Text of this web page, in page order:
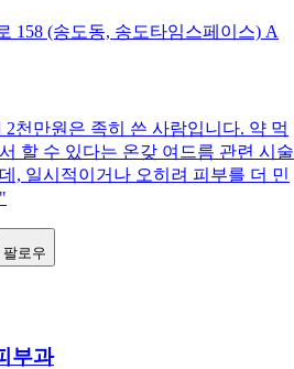
158 (송도동, 송도타임스페이스) A
천만원은 족히 쓴 사람입니다. 약 먹
할 수 있다는 온갖 여드름 관련 시술
, 일시적이거나 오히려 피부를 더 민
"
팔로우
부과